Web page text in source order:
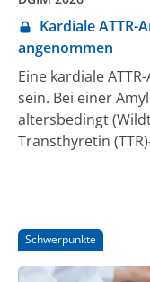
Kardiale ATTR-
angenommen
Eine kardiale
sein. Bei einer
altersbedingt
Transthyretin
Amyloidfibrillen,
schädigen [1].
Schwerpunkte